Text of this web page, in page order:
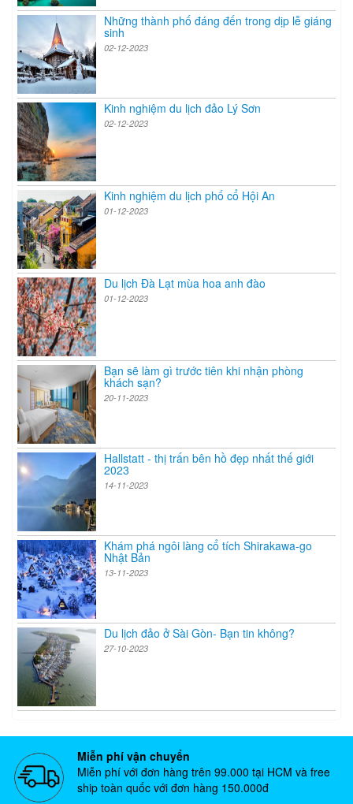
Những thành phố đáng đến trong dịp lễ giáng
sinh
02-12-2023
Kinh nghiệm du lịch đảo Lý Sơn
02-12-2023
Kinh nghiệm du lịch phố cổ Hội An
01-12-2023
Du lịch Đà Lạt mùa hoa anh đào
01-12-2023
Bạn sẽ làm gì trước tiên khi nhận phòng
khách sạn?
20-11-2023
Hallstatt - thị trấn bên hồ đẹp nhất thế giới
2023
14-11-2023
Khám phá ngôi làng cổ tích Shirakawa-go
Nhật Bản
13-11-2023
Du lịch đảo ở Sài Gòn- Bạn tin không?
27-10-2023
Miễn phí vận chuyển
Miễn phí với đơn hàng trên 99.000 tại HCM và free
ship toàn quốc với đơn hàng 150.000đ